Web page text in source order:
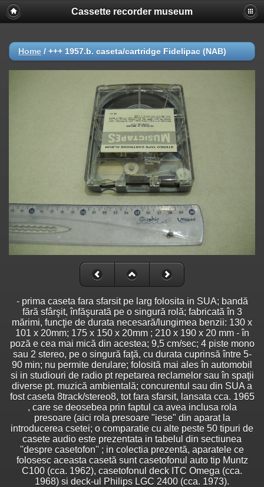
Cassette recorder museum
Home / +++ 1957.b. caseta/cartridge Fidelipac (NAB)
- prima caseta fara sfarsit pe larg folosita in SUA; bandă
fără sfârşit, înfăşurată pe o singură rolă; fabricată în 3
mărimi, funcţie de durata necesară/lungimea benzii: 130 x
101 x 20mm; 175 x 150 x 20mm ; 210 x 190 x 20 mm - în
poză e cea mai mică din acestea; 9,5 cm/sec; 4 piste mono
sau 2 stereo, pe o singură faţă, cu durata cuprinsă între 5-
90 min; nu permite derulare; folosită mai ales în automobil
si in studiouri de radio pt repetarea reclamelor sau în spaţii
diverse pt. muzică ambientală; concurentul sau din SUA a
fost caseta 8track/stereo8, tot fara sfarsit, lansata cca. 1965
, care se deosebea prin faptul ca avea inclusa rola
presoare (aici rola presoare "iese" din aparat la
introducerea csetei; o comparatie cu alte peste 50 tipuri de
casete audio este prezentata in tabelul din sectiunea
''despre casetofon'' ; in colectia prezentă, aparatele ce
folosesc aceasta casetă sunt casetofonul auto tip Muntz
C100 (cca. 1962), casetofonul deck ITC Omega (cca.
1968) si deck-ul Philips LGC 2400 (cca. 1973).